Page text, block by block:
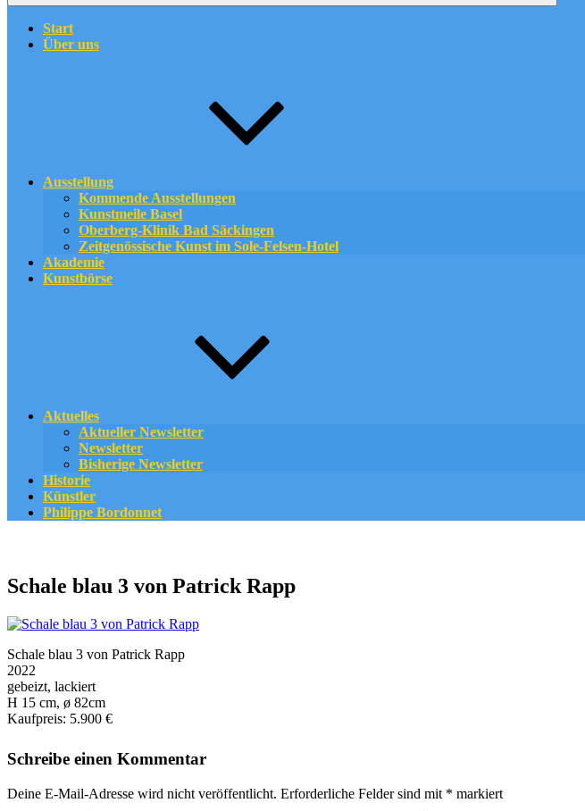
Start
Über uns
Ausstellung
Kommende Ausstellungen
Kunstmeile Basel
Oberberg-Klinik Bad Säckingen
Zeitgenössische Kunst im Sole-Felsen-Hotel
Akademie
Kunstbörse
Aktuelles
Aktueller Newsletter
Newsletter
Bisherige Newsletter
Historie
Künstler
Philippe Bordonnet
Schale blau 3 von Patrick Rapp
Schale blau 3 von Patrick Rapp
2022
gebeizt, lackiert
H 15 cm, ø 82cm
Kaufpreis: 5.900 €
Schreibe einen Kommentar
Deine E-Mail-Adresse wird nicht veröffentlicht. Erforderliche Felder sind mit * markiert